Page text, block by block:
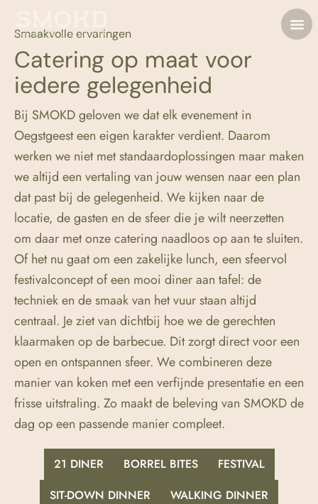
Smaakvolle ervaringen
Catering op maat voor
iedere gelegenheid
Bij SMOKD geloven we dat elk evenement in
Oegstgeest een eigen karakter verdient. Daarom
werken we niet met standaardoplossingen maar maken
we altijd een vertaling van jouw wensen naar een plan
dat past bij de gelegenheid. We kijken naar de
locatie, de gasten en de sfeer die je wilt neerzetten
om daar met onze catering naadloos op aan te sluiten.
Of het nu gaat om een zakelijke lunch, een sfeervol
festivalconcept of een mooi diner aan tafel: de
techniek en de smaak van het vuur staan altijd
centraal. Je ziet van dichtbij hoe we de gerechten
klaarmaken op de barbecue. Dit zorgt direct voor een
open en ontspannen sfeer. We combineren deze
manier van koken met een verfijnde presentatie en een
frisse uitstraling. Zo maakt de beleving van SMOKD de
dag op een passende manier compleet.
21 DINER BORREL BITES
FESTIVAL
SIT-DOWN DINNER
WALKING DINNER